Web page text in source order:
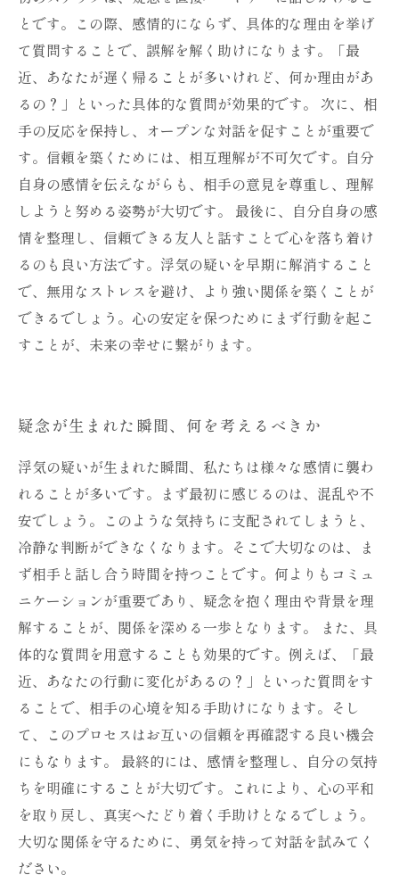
とです。この際、感情的にならず、具体的な理由を挙げ
て質問することで、誤解を解く助けになります。「最
近、あなたが遅く帰ることが多いけれど、何か理由があ
るの？」といった具体的な質問が効果的です。 次に、相
手の反応を保持し、オープンな対話を促すことが重要で
す。信頼を築くためには、相互理解が不可欠です。自分
自身の感情を伝えながらも、相手の意見を尊重し、理解
しようと努める姿勢が大切です。 最後に、自分自身の感
情を整理し、信頼できる友人と話すことで心を落ち着け
るのも良い方法です。浮気の疑いを早期に解消すること
で、無用なストレスを避け、より強い関係を築くことが
できるでしょう。心の安定を保つためにまず行動を起こ
すことが、未来の幸せに繋がります。
疑念が生まれた瞬間、何を考えるべきか
浮気の疑いが生まれた瞬間、私たちは様々な感情に襲わ
れることが多いです。まず最初に感じるのは、混乱や不
安でしょう。このような気持ちに支配されてしまうと、
冷静な判断ができなくなります。そこで大切なのは、ま
ず相手と話し合う時間を持つことです。何よりもコミュ
ニケーションが重要であり、疑念を抱く理由や背景を理
解することが、関係を深める一歩となります。 また、具
体的な質問を用意することも効果的です。例えば、「最
近、あなたの行動に変化があるの？」といった質問をす
ることで、相手の心境を知る手助けになります。そし
て、このプロセスはお互いの信頼を再確認する良い機会
にもなります。 最終的には、感情を整理し、自分の気持
ちを明確にすることが大切です。これにより、心の平和
を取り戻し、真実へたどり着く手助けとなるでしょう。
大切な関係を守るために、勇気を持って対話を試みてく
ださい。